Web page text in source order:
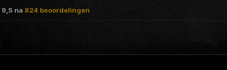
9,5 na 824 beoordelingen